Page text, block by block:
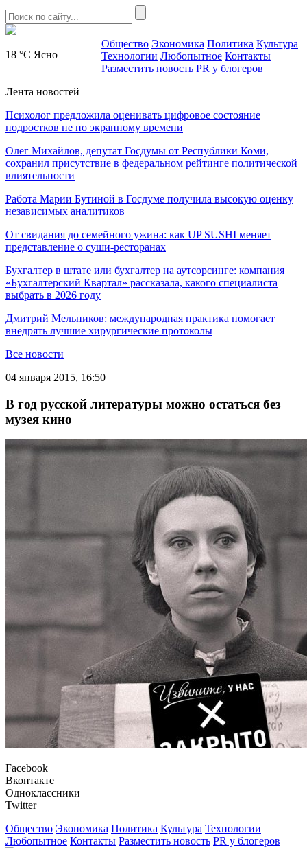
18 °C Ясно
Общество Экономика Политика Культура
Технологии Любопытное Контакты
Разместить новость PR у блогеров
Лента новостей
Психолог предложила оценивать цифровое состояние
подростков не по экранному времени
Олег Михайлов, депутат Госдумы от Республики Коми,
сохранил присутствие в федеральном рейтинге политической
влиятельности
Работа Марии Бутиной в Госдуме получила высокую оценку
независимых аналитиков
От свидания до семейного ужина: как UP SUSHI меняет
представление о суши-ресторанах
Бухгалтер в штате или бухгалтер на аутсорсинге: компания
«Бухгалтерский Квартал» рассказала, какого специалиста
выбрать в 2026 году
Дмитрий Мельников: международная практика помогает
внедрять лучшие хирургические протоколы
Все новости
04 января 2015, 16:50
В год русской литературы можно остаться без
музея кино
Facebook
Вконтакте
Одноклассники
Twitter
Общество Экономика Политика Культура Технологии
Любопытное Контакты Разместить новость PR у блогеров